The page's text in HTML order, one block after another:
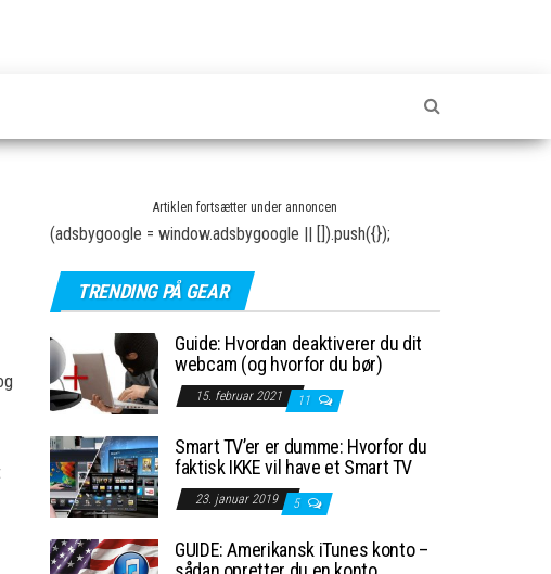
Artiklen fortsætter under annoncen
(adsbygoogle = window.adsbygoogle || []).push({});
TRENDING PÅ GEAR
Guide: Hvordan deaktiverer du dit
webcam (og hvorfor du bør)
15. februar 2021 11
Smart TV’er er dumme: Hvorfor du
faktisk IKKE vil have et Smart TV
23. januar 2019 5
GUIDE: Amerikansk iTunes konto –